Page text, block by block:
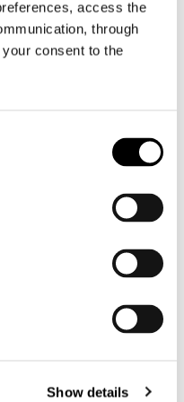
access the
through
consent to the
Show details